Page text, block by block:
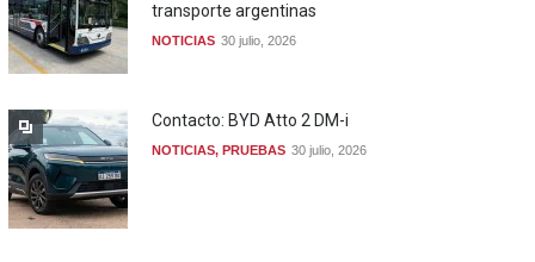
transporte argentinas
NOTICIAS 30 julio, 2026
Contacto: BYD Atto 2 DM-i
NOTICIAS, PRUEBAS 30 julio, 2026